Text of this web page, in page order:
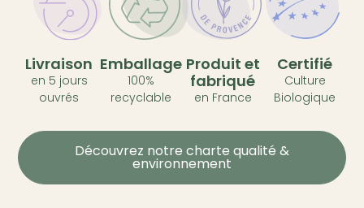
Livraison
en 5 jours
ouvrés
Emballage
100%
recyclable
Produit et
fabriqué
en France
Certifié
Culture
Biologique
Découvrez notre charte qualité &
environnement